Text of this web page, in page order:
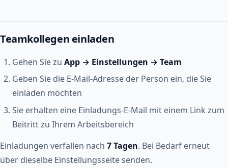
Teamkollegen einladen
Gehen Sie zu App → Einstellungen → Team
Geben Sie die E-Mail-Adresse der Person ein, die Sie
einladen möchten
Sie erhalten eine Einladungs-E-Mail mit einem Link zum
Beitritt zu Ihrem Arbeitsbereich
Einladungen verfallen nach 7 Tagen. Bei Bedarf erneut
über dieselbe Einstellungsseite senden.